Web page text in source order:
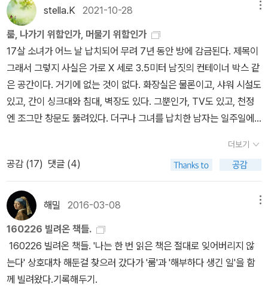
리는 정말 진짜일까?​ (p. 113)​잭은 바깥세상의 존재에 대해 전혀 모
르다가 다섯 살이 되면서 TV 속의 세계가 채광창 너머에 실제로 존재
한다는 사실을 엄마에게 들었다. 그러나 그것은 관념적인 것일뿐 실
제로 보거나 접한 적이 없어 상상할 수가 없다. 심지어는 엄마를 납치
해 감금한 '올드 닉'조차 잭은 그 얼굴을 제대로 마주 본 적이 없어 잭
의 세상에는 그들이 사는 잠긴 방과 엄마만이 있다. 잭은 엄마와 함께
놀고 엄마의 젖을 빨고 벌레와 쥐를 보면 반가워하고 일요일이면 가
끔 '올드 닉'이 사다주는 '선물'이 기대된다. 하지만 잭과 달리 엄마는
불행하다. 그녀는 잭이 모르는 세상을 알고 있으며 타의에 의해 그 세
상을 강제로 차단당했기 때문이다. 아예 존재 자체를 모르던 것을 갈
은 방 안에 갇혀 있지만 행복하므로 그가 받는 대우가 온당한 걸까?
행복하게 살게 해줬으니 감사하라고 '올드 닉'이 뻐길 수 있는 걸까?
물론 말도 안 되는 이야기이다. 당연히 가져야 할 자유를 빼앗은 뒤 그
것이 없어 너는 더 안전하다거나 행복해졌다고 말할 수는 없다. 고통,
슬픔, 기쁨을 다른 사람이 대신 느껴줄 수 없듯이 행복이란 감정 또한
대신 판단해 줄 수 있는 것이 아니다. 그리고 홀로 판단하고 행동하는
stella.K 2021-10-28
룸, 나가기 위함인가, 머물기 위함인가
17살 소녀가 어느 날 납치되어 무려 7년 동안 방에 감금된다. 제목이
그래서 그렇지 사실은 가로 X 세로 3.5미터 남짓의 컨테이너 박스 같
은 공간이다. 거기에 없는 것이 없다. 화장실은 물론이고, 샤워 시설도
있고, 간이 싱크대와 침대, 벽장도 있다. 그뿐인가, TV도 있고, 천정
엔 조그만 창문도 뚫려있다. 더구나 그녀를 납치한 남자는 일주일에
처음에 소녀는 반항도 하고, 탈출도 감행하지 않았을까. 그러면서 서
서히 납치범에게 길들여져 갔을 것이다. 소위 말하는 가스라이팅. 그
러나 영화는 그 모든 있을 법한 상황들을 배제하고 그녀의 아들 닉의
5살 생일이 되는 날부터 시작을 한다. 사실 성별을 말하지 않으면 여
자 아인 줄 착각하겠다. (이 아들 역은 '굿 보이즈'에 나왔던 제이콥 트
렘블레이다.) 곱상한 외모에 머리를 태어나 한 번도 자르지 않았다.
이것은 또 이들 모자가 얼마나 오랫동안 갇혀 있었는지를 보여주는
것이 되기도 한다.가스라이팅이 될 수밖에 없는 건 납치범 닉의 완력
도 있겠지만 좀 허접해서 그렇지 방에 있을 건 다 있다. TV가 있어 세
더보기
공감 (17) 댓글 (4)
해밀 2016-03-08
160226 빌려온 책들.
160226 빌려온 책들. ​​'나는 한 번 읽은 책은 절대로 잊어버리지 않
는다' 상호대차 해둔걸 찾으러 갔다가 '룸'과 '해부하다 생긴 일'을 함